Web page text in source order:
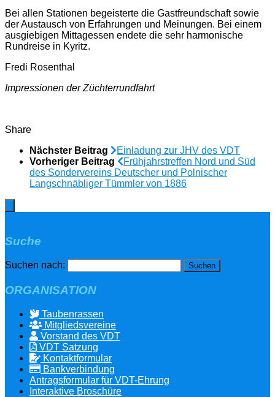
Bei allen Stationen begeisterte die Gastfreundschaft sowie
der Austausch von Erfahrungen und Meinungen. Bei einem
ausgiebigen Mittagessen endete die sehr harmonische
Rundreise in Kyritz.
Fredi Rosenthal
Impressionen der Züchterrundfahrt
Share
Nächster Beitrag
Einladung zur JHV des VDT
Vorheriger Beitrag
Frühjahrstreffen Nord und Süd
des Sondervereins Deutscher und Polnischer
Langschnäbliger Tümmler von 1886
Suche
Suchen nach:
ORGANISATION
Taubenrassen
Mitgliedsvereine
Vorstand des VDT
VDT Satzung
Kontaktformular
Bankverbindung
Antragsformular für VDT-Ehrung
Interaktive Broschüre